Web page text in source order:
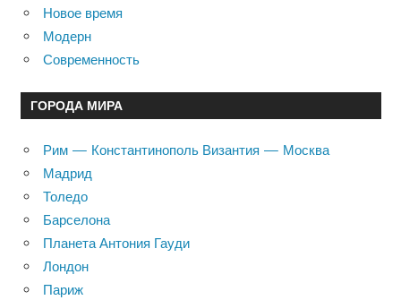
Новое время
Модерн
Современность
ГОРОДА МИРА
Рим — Константинополь Византия — Москва
Мадрид
Толедо
Барселона
Планета Антония Гауди
Лондон
Париж